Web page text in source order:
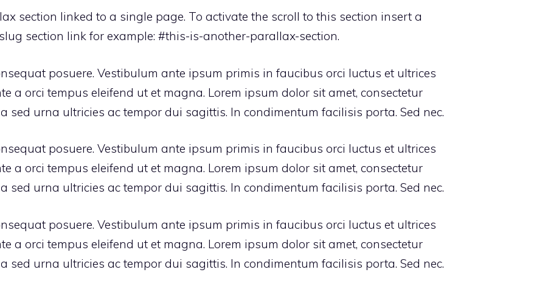
section linked to a single page. To activate the scroll to this section insert a
section link for example: #this-is-another-parallax-section.
posuere. Vestibulum ante ipsum primis in faucibus orci luctus et ultrices
a orci tempus eleifend ut et magna. Lorem ipsum dolor sit amet, consectetur
sed urna ultricies ac tempor dui sagittis. In condimentum facilisis porta. Sed nec.
posuere. Vestibulum ante ipsum primis in faucibus orci luctus et ultrices
a orci tempus eleifend ut et magna. Lorem ipsum dolor sit amet, consectetur
sed urna ultricies ac tempor dui sagittis. In condimentum facilisis porta. Sed nec.
posuere. Vestibulum ante ipsum primis in faucibus orci luctus et ultrices
a orci tempus eleifend ut et magna. Lorem ipsum dolor sit amet, consectetur
sed urna ultricies ac tempor dui sagittis. In condimentum facilisis porta. Sed nec.